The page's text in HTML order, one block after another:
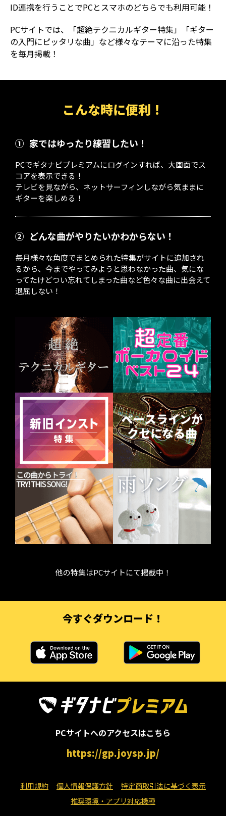
ID連携を行うことでPCとスマホのどちらでも利用可能！
PCサイトでは、「超絶テクニカルギター特集」「ギター
の入門にピッタリな曲」など様々なテーマに沿った特集
を毎月掲載！
こんな時に便利！
① 家ではゆったり練習したい！
PCでギタナビプレミアムにログインすれば、大画面でス
コアを表示できる！
テレビを見ながら、ネットサーフィンしながら気ままに
ギターを楽しめる！
② どんな曲がやりたいかわからない！
毎月様々な角度でまとめられた特集がサイトに追加され
るから、今までやってみようと思わなかった曲、気にな
ってたけどつい忘れてしまった曲など色々な曲に出会えて
退屈しない！
他の特集はPCサイトにて掲載中！
今すぐダウンロード！
PCサイトへのアクセスはこちら
https://gp.joysp.jp/
利用規約 個人情報保護方針
特定商取引法に基づく表示
推奨環境・アプリ対応機種